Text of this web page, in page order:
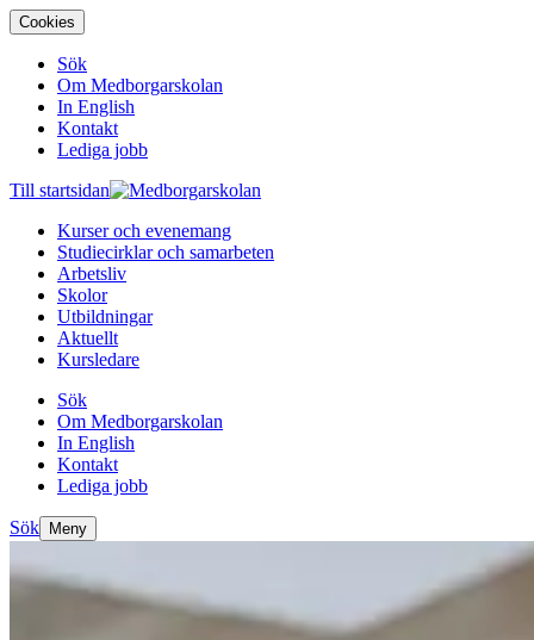
Cookies
Sök
Om Medborgarskolan
In English
Kontakt
Lediga jobb
Till startsidan
Kurser och evenemang
Studiecirklar och samarbeten
Arbetsliv
Skolor
Utbildningar
Aktuellt
Kursledare
Sök
Om Medborgarskolan
In English
Kontakt
Lediga jobb
Sök Meny